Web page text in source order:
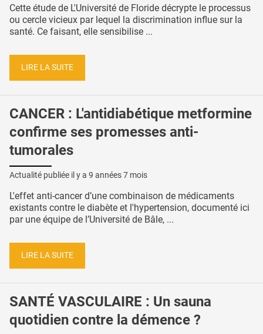
Cette étude de L'Université de Floride décrypte le processus
ou cercle vicieux par lequel la discrimination influe sur la
santé. Ce faisant, elle sensibilise ...
LIRE LA SUITE
CANCER : L'antidiabétique metformine
confirme ses promesses anti-
tumorales
Actualité publiée il y a 9 années 7 mois
L'effet anti-cancer d’une combinaison de médicaments
existants contre le diabète et l'hypertension, documenté ici
par une équipe de l’Université de Bâle, ...
LIRE LA SUITE
SANTÉ VASCULAIRE : Un sauna
quotidien contre la démence ?